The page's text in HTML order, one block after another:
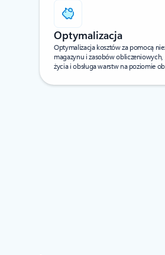
Optymalizacja
Optymalizacja kosztów za pomocą
magazynu i zasobów obliczeniowych,
życia i obsługa warstw na poziomie